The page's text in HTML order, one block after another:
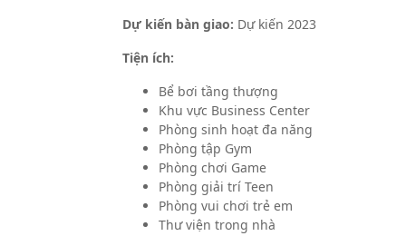
Dự kiến bàn giao: Dự kiến 2023
Tiện ích:
Bể bơi tầng thượng
Khu vực Business Center
Phòng sinh hoạt đa năng
Phòng tập Gym
Phòng chơi Game
Phòng giải trí Teen
Phòng vui chơi trẻ em
Thư viện trong nhà